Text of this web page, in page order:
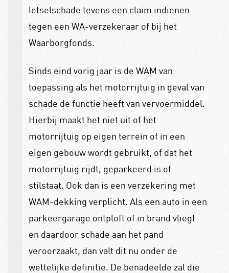
letselschade tevens een claim indienen
tegen een WA-verzekeraar of bij het
Waarborgfonds.
Sinds eind vorig jaar is de WAM van
toepassing als het motorrijtuig in geval van
schade de functie heeft van vervoermiddel.
Hierbij maakt het niet uit of het
motorrijtuig op eigen terrein of in een
eigen gebouw wordt gebruikt, of dat het
motorrijtuig rijdt, geparkeerd is of
stilstaat. Ook dan is een verzekering met
WAM-dekking verplicht. Als een auto in een
parkeergarage ontploft of in brand vliegt
en daardoor schade aan het pand
veroorzaakt, dan valt dit nu onder de
wettelijke definitie. De benadeelde zal die